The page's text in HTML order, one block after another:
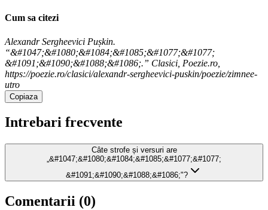
Cum sa citezi
Alexandr Sergheevici Pușkin.
“&#1047;&#1080;&#1084;&#1085;&#1077;&#1077;
&#1091;&#1090;&#1088;&#1086;.” Clasici, Poezie.ro,
https://poezie.ro/clasici/alexandr-sergheevici-puskin/poezie/zimnee-
utro
Copiaza
Intrebari frecvente
Câte strofe și versuri are
„&#1047;&#1080;&#1084;&#1085;&#1077;&#1077;
&#1091;&#1090;&#1088;&#1086;"?
Comentarii (0)